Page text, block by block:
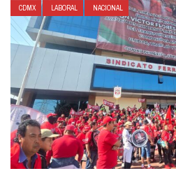
CDMX LABORAL NACIONAL